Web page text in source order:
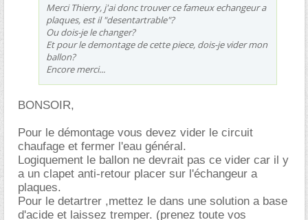
Merci Thierry, j'ai donc trouver ce fameux echangeur a
plaques, est il "desentartrable"?
Ou dois-je le changer?
Et pour le demontage de cette piece, dois-je vider mon
ballon?
Encore merci...
BONSOIR,
Pour le démontage vous devez vider le circuit
chaufage et fermer l'eau général.
Logiquement le ballon ne devrait pas ce vider car il y
a un clapet anti-retour placer sur l'échangeur a
plaques.
Pour le detartrer ,mettez le dans une solution a base
d'acide et laissez tremper. (prenez toute vos